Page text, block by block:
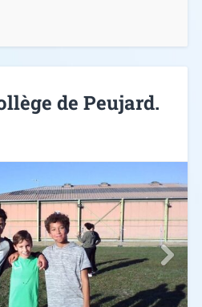
de Peujard.